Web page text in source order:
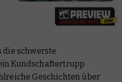
die schwerste
Kundschaftertrupp
Geschichten über